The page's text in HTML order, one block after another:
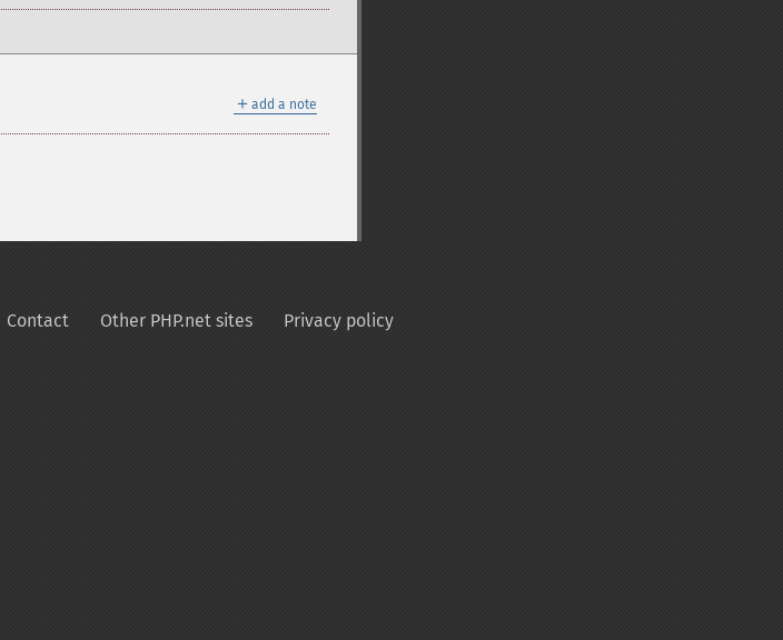
＋ add a note
Contact Other PHP.net sites Privacy policy